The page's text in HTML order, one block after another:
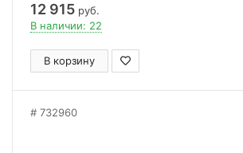
12 915 руб.
В наличии: 22
В корзину
732960